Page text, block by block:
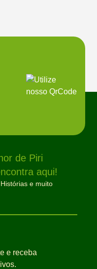
de Piri
aqui!
e muito
e receba